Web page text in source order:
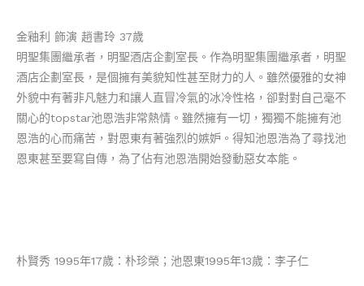
金釉利 飾演 趙書玲 37歲
明聖集團繼承者，明聖酒店企劃室長。作為明聖集團繼承者，明聖
酒店企劃室長，是個擁有美貌知性甚至財力的人。雖然優雅的女​​神
外貌中有著非凡魅力和讓人直冒冷氣的冰冷性格，卻對對自己毫不
關心的topstar池恩浩非常熱情。雖然擁有一切，獨獨不能擁有池
恩浩的心而痛苦，對恩東有著強烈的嫉妒。得知池恩浩為了尋找池
恩東甚至要寫自傳，為了佔有池恩浩開始發動惡女本能。
朴賢秀 1995年17歲： 朴珍榮；池恩東1995年13歲 ：李子仁